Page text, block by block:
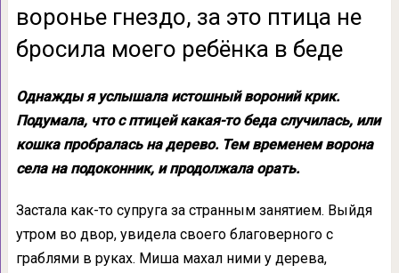
воронье гнездо, за это птица не
бросила моего ребёнка в беде
Однажды я услышала истошный вороний крик.
Подумала, что с птицей какая-то беда случилась, или
кошка пробралась на дерево. Тем временем ворона
села на подоконник, и продолжала орать.
Застала как-то супруга за странным занятием. Выйдя
утром во двор, увидела своего благоверного с
граблями в руках. Миша махал ними у дерева,